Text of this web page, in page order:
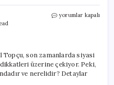
Dinar
Hayatı,
Kariyeri
ve
yorumlar kapalı
Topçu, son zamanlarda siyasi
üzerine çekiyor. Peki,
ve nerelidir? Detaylar